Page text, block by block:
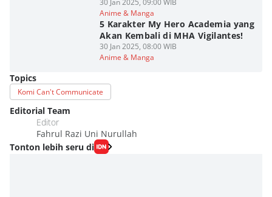
30 Jan 2025, 09:00 WIB
Anime & Manga
5 Karakter My Hero Academia yang
Akan Kembali di MHA Vigilantes!
30 Jan 2025, 08:00 WIB
Anime & Manga
Topics
Komi Can't Communicate
Editorial Team
Editor
Fahrul Razi Uni Nurullah
Tonton lebih seru di